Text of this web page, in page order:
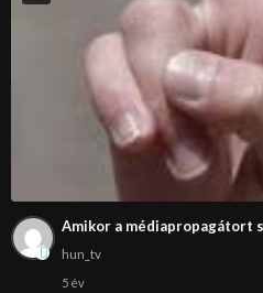
Amikor a médiapropagátort
hun_tv
5 év